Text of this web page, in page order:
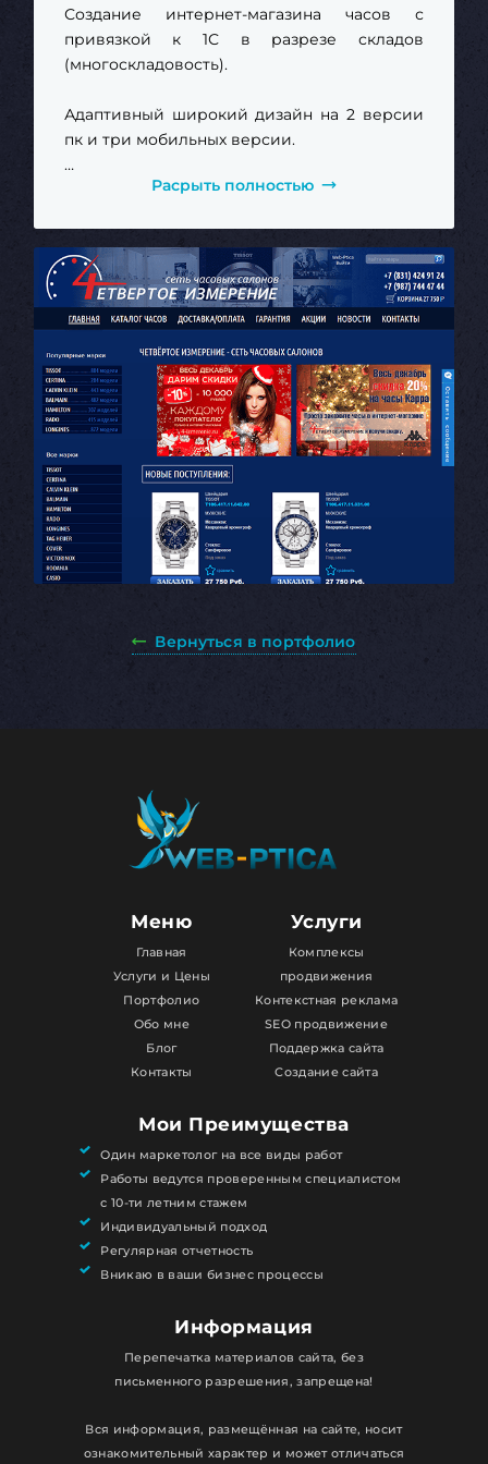
Создание интернет-магазина часов с
привязкой к 1С в разрезе складов
(многоскладовость).
Адаптивный широкий дизайн на 2 версии
пк и три мобильных версии.
https://4-izmerenie.ru/Расрыть полностью
Вернуться в портфолио
Меню
Главная
Услуги и Цены
Портфолио
Обо мне
Блог
Контакты
Услуги
Комплексы
продвижения
Контекстная реклама
SEO продвижение
Поддержка сайта
Создание сайта
Мои Преимущества
Один маркетолог на все виды работ
Работы ведутся проверенным специалистом
с 10-ти летним стажем
Индивидуальный подход
Регулярная отчетность
Вникаю в ваши бизнес процессы
Информация
Перепечатка материалов сайта, без
письменного разрешения, запрещена!
Вся информация, размещённая на сайте, носит
ознакомительный характер и может отличаться